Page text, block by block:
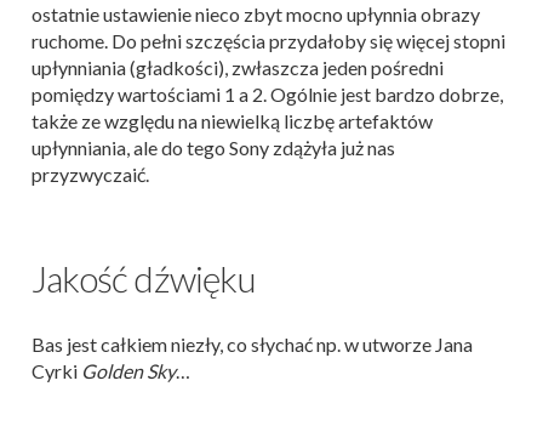
ostatnie ustawienie nieco zbyt mocno upłynnia obrazy
ruchome. Do pełni szczęścia przydałoby się więcej stopni
upłynniania (gładkości), zwłaszcza jeden pośredni
pomiędzy wartościami 1 a 2. Ogólnie jest bardzo dobrze,
także ze względu na niewielką liczbę artefaktów
upłynniania, ale do tego Sony zdążyła już nas
przyzwyczaić.
Jakość dźwięku
Bas jest całkiem niezły, co słychać np. w utworze Jana
Cyrki Golden Sky…